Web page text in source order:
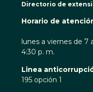
Directorio de
Horario de
lunes a viernes de 7
4:30 p. m.
Linea
195 opción 1